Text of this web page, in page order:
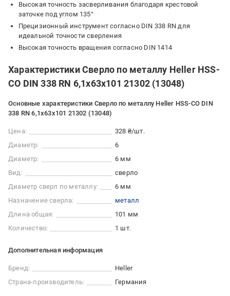
Высокая точность засверливания благодаря крестовой
заточке под углом 135°
Прецизионный инструмент согласно DIN 338 RN для
идеальной точности сверления
Высокая точность вращения согласно DIN 1414
Характеристики Сверло по металлу Heller HSS-
CO DIN 338 RN 6,1х63х101 21302 (13048)
Основные характеристики Сверло по металлу Heller HSS-CO DIN
338 RN 6,1х63х101 21302 (13048)
Цена:
328 ₴/шт.
Диаметр:
6
Диаметр:
6 мм
Вид:
сверло
Диаметр сверл по металлу:
6 мм
Назначение сверла:
металл
Длина общая:
101 мм
Количество:
1 шт.
Дополнительная информация
Бренд:
Heller
Страна-производитель:
Германия